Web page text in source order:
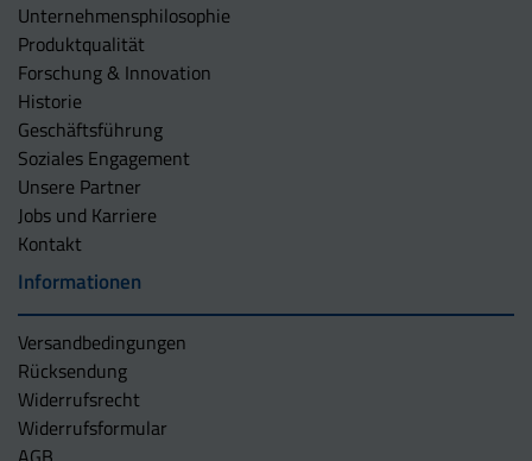
Unternehmens­philosophie
Produktqualität
Forschung & Innovation
Historie
Geschäftsführung
Soziales Engagement
Unsere Partner
Jobs und Karriere
Kontakt
Informationen
Versandbedingungen
Rücksendung
Widerrufsrecht
Widerrufsformular